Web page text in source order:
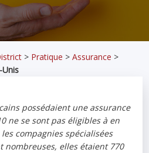
> Pratique >Assurance >
Unis
possédaient une assurance
ne se sont pas éligibles à en
compagnies spécialisées
nombreuses, elles étaient 770